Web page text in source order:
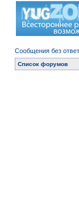
Сообщения без
Список форумов